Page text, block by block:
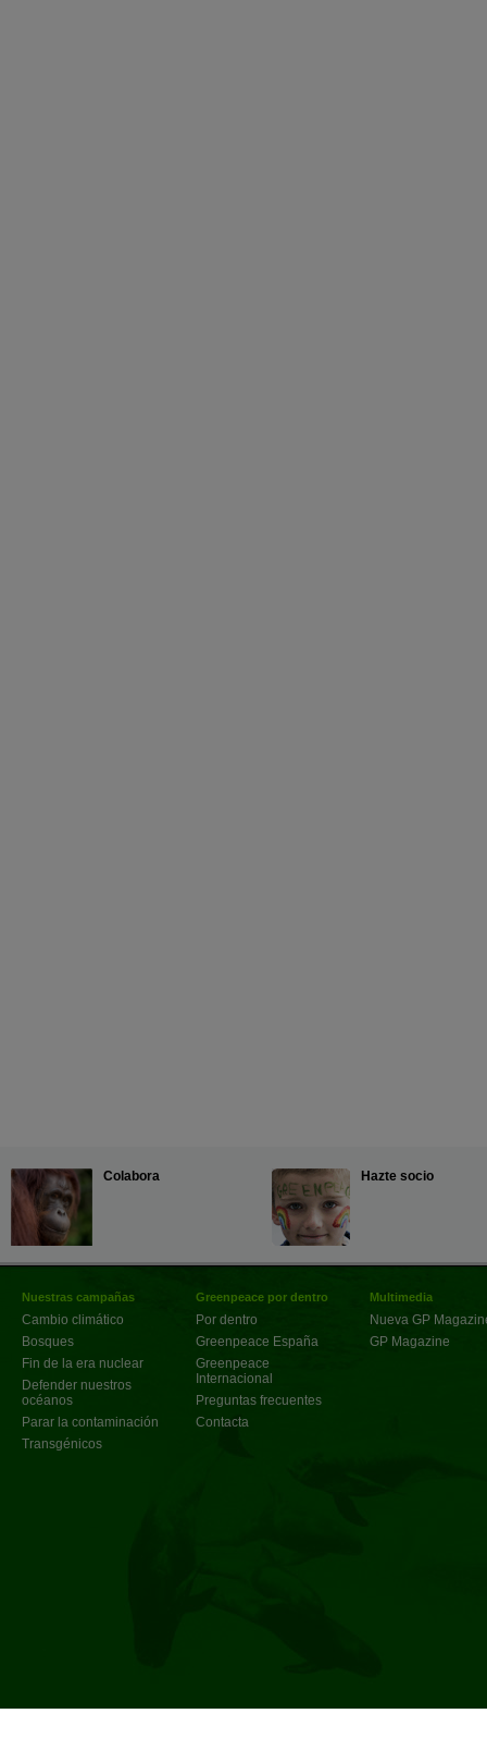
Colabora Hazte socio
Nuestras campañas
Cambio climático
Bosques
Fin de la era nuclear
Defender nuestros
océanos
Parar la contaminación
Transgénicos
Greenpeace por dentro
Por dentro
Greenpeace España
Greenpeace
Internacional
Preguntas frecuentes
Contacta
Multimedia
Nueva GP
GP Magazine